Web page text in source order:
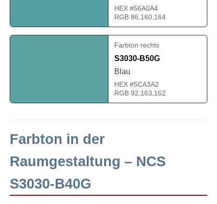
HEX #56A0A4
RGB 86,160,164
Farbton rechts
S3030-B50G
Blau
HEX #5CA3A2
RGB 92,163,162
Farbton in der
Raumgestaltung – NCS
S3030-B40G